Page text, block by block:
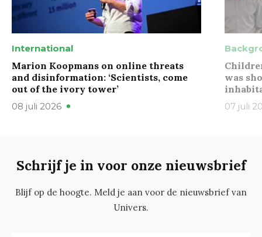
International
Marion Koopmans on online threats
and disinformation: ‘Scientists, come
out of the ivory tower’
08 juli 2026
was
07 juli
Schrijf je in voor onze nieuwsbrief
Blijf op de hoogte. Meld je aan voor de nieuwsbrief van
Univers.